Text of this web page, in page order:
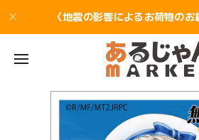
〈地震の影響によるお荷物のお